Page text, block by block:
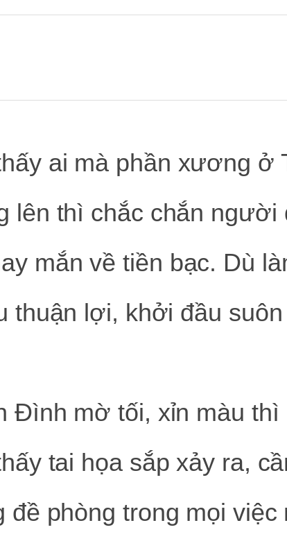
ai mà phần xương ở
lên thì chắc chắn người
mắn về tiền bạc. Dù
thuận lợi, khởi đầu suôn
Đình mờ tối, xỉn màu thì
tai họa sắp xảy ra,
đề phòng trong mọi việc